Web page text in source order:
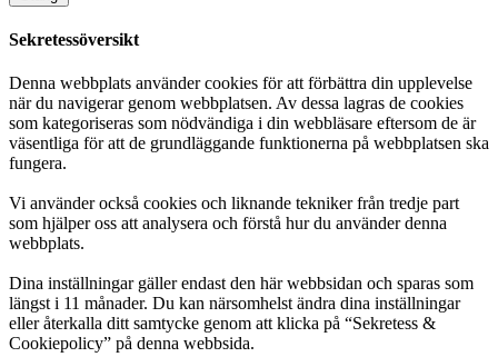
Sekretessöversikt
Denna webbplats använder cookies för att förbättra din upplevelse
när du navigerar genom webbplatsen. Av dessa lagras de cookies
som kategoriseras som nödvändiga i din webbläsare eftersom de är
väsentliga för att de grundläggande funktionerna på webbplatsen ska
fungera.
Vi använder också cookies och liknande tekniker från tredje part
som hjälper oss att analysera och förstå hur du använder denna
webbplats.
Dina inställningar gäller endast den här webbsidan och sparas som
längst i 11 månader. Du kan närsomhelst ändra dina inställningar
eller återkalla ditt samtycke genom att klicka på “Sekretess &
Cookiepolicy” på denna webbsida.